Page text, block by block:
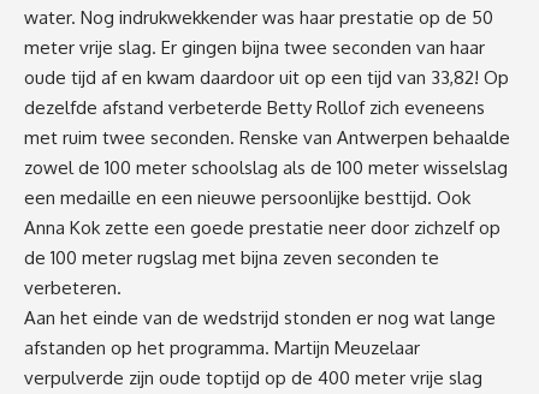
water. Nog indrukwekkender was haar prestatie op de 50
meter vrije slag. Er gingen bijna twee seconden van haar
oude tijd af en kwam daardoor uit op een tijd van 33,82! Op
dezelfde afstand verbeterde Betty Rollof zich eveneens
met ruim twee seconden. Renske van Antwerpen behaalde
zowel de 100 meter schoolslag als de 100 meter wisselslag
een medaille en een nieuwe persoonlijke besttijd. Ook
Anna Kok zette een goede prestatie neer door zichzelf op
de 100 meter rugslag met bijna zeven seconden te
verbeteren.
Aan het einde van de wedstrijd stonden er nog wat lange
afstanden op het programma. Martijn Meuzelaar
verpulverde zijn oude toptijd op de 400 meter vrije slag